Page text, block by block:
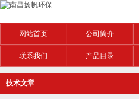
网站首页 公司简介
联系我们 产品目录
技术文章